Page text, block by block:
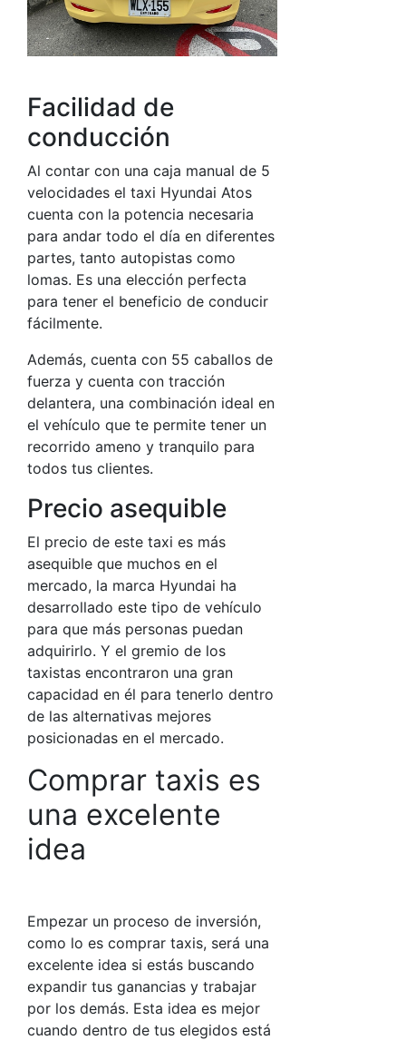
Facilidad de
conducción
Al contar con una caja manual de 5
velocidades el taxi Hyundai Atos
cuenta con la potencia necesaria
para andar todo el día en diferentes
partes, tanto autopistas como
lomas. Es una elección perfecta
para tener el beneficio de conducir
fácilmente.
Además, cuenta con 55 caballos de
fuerza y cuenta con tracción
delantera, una combinación ideal en
el vehículo que te permite tener un
recorrido ameno y tranquilo para
todos tus clientes.
Precio asequible
El precio de este taxi es más
asequible que muchos en el
mercado, la marca Hyundai ha
desarrollado este tipo de vehículo
para que más personas puedan
adquirirlo. Y el gremio de los
taxistas encontraron una gran
capacidad en él para tenerlo dentro
de las alternativas mejores
posicionadas en el mercado.
Comprar taxis es
una excelente
idea
Empezar un proceso de inversión,
como lo es comprar taxis, será una
excelente idea si estás buscando
expandir tus ganancias y trabajar
por los demás. Esta idea es mejor
cuando dentro de tus elegidos está